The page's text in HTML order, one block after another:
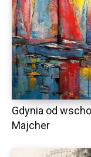
Gdynia od
Majcher